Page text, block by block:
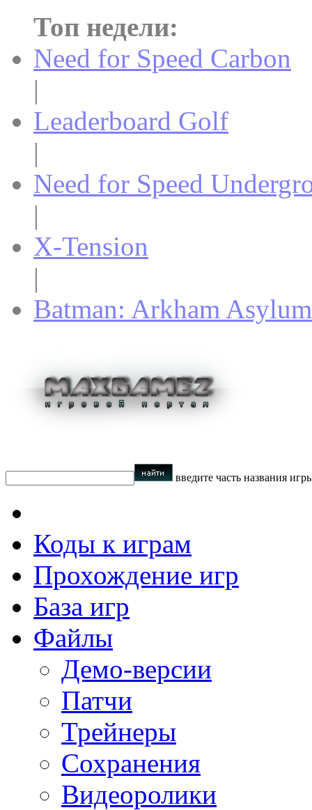
Топ недели:
Need for Speed Carbon
|
Leaderboard Golf
|
Need for Speed
|
X-Tension
|
Batman: Arkham Asylum
введите часть названия
Коды к играм
Прохождение игр
База игр
Файлы
Демо-версии
Патчи
Трейнеры
Сохранения
Видеоролики